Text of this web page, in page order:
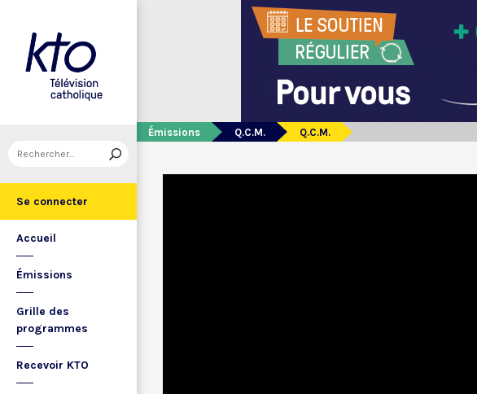
Se connecter
Accueil
Émissions
Grille des
programmes
Recevoir KTO
Émissions Q.C.M. Q.C.M.